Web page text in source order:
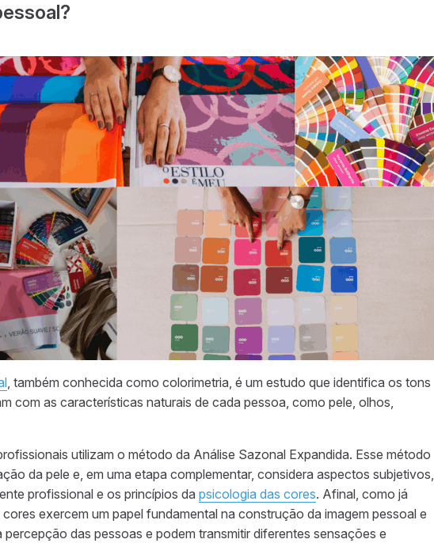
, também conhecida como colorimetria, é um estudo que identifica os tons
com as características naturais de cada pessoa, como pele, olhos,
utilizam o método da Análise Sazonal Expandida. Esse método
da pele e, em uma etapa complementar, considera aspectos subjetivos,
profissional e os princípios da psicologia das cores. Afinal, como já
exercem um papel fundamental na construção da imagem pessoal e
das pessoas e podem transmitir diferentes sensações e